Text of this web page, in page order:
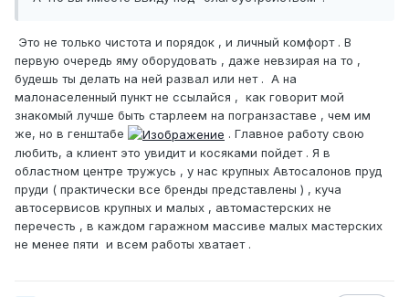
Это не только чистота и порядок , и личный комфорт . В
первую очередь яму оборудовать , даже невзирая на то ,
будешь ты делать на ней развал или нет . А на
малонаселенный пункт не ссылайся , как говорит мой
знакомый лучше быть старлеем на погранзаставе , чем им
же, но в генштабе
. Главное работу свою
любить, а клиент это увидит и косяками пойдет . Я в
областном центре тружусь , у нас крупных Автосалонов пруд
пруди ( практически все бренды представлены ) , куча
автосервисов крупных и малых , автомастерских не
перечесть , в каждом гаражном массиве малых мастерских
не менее пяти и всем работы хватает .